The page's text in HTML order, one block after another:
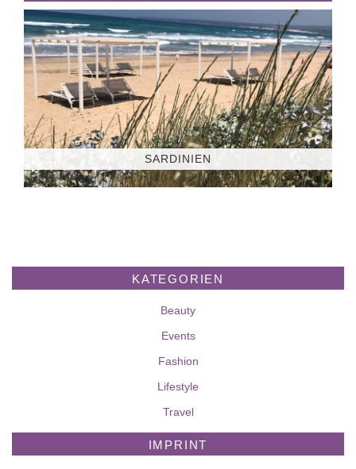
SARDINIEN
KATEGORIEN
Beauty
Events
Fashion
Lifestyle
Travel
IMPRINT